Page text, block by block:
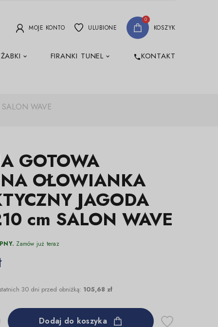
MOJE KONTO ULUBIONE
0
KOSZYK
FIRANKI TUNEL phoneKONTAKT
WAVE
GOTOWA
OŁOWIANKA
JAGODA
cm SALON WAVE
Zamów już teraz
30 dni przed obniżką: 105,68 zł
Dodaj do koszyka